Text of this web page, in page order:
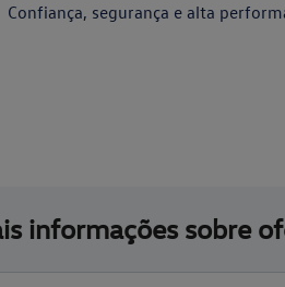
Confiança, segurança e alta
informações sobre